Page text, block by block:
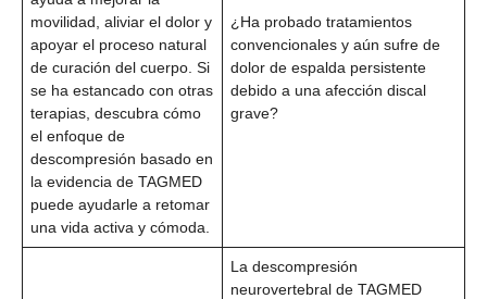
movilidad, aliviar el dolor y
apoyar el proceso natural
de curación del cuerpo. Si
se ha estancado con otras
terapias, descubra cómo
el enfoque de
descompresión basado en
la evidencia de TAGMED
puede ayudarle a retomar
una vida activa y cómoda.
¿Ha probado tratamientos
convencionales y aún sufre de
dolor de espalda persistente
debido a una afección discal
grave?
La descompresión
neurovertebral de TAGMED